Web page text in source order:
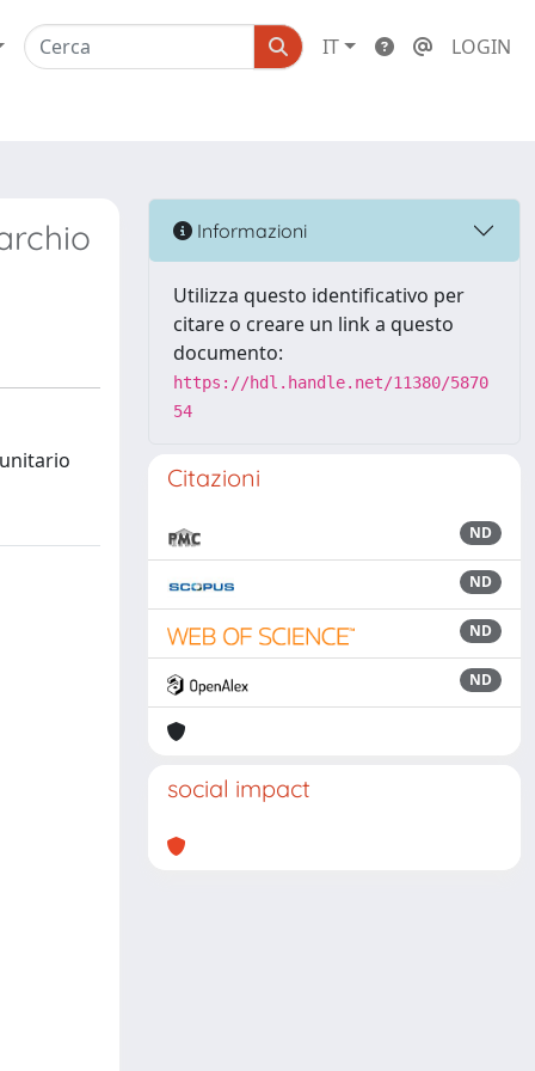
IT LOGIN
Informazioni
Utilizza questo identificativo per
citare o creare un link a questo
documento:
https://hdl.handle.net/11380/5870
54
Citazioni
ND
ND
ND
ND
social impact